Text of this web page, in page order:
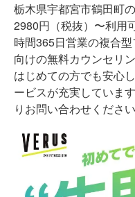
栃木県宇都宮市鶴田町
2980円（税抜）〜利用
時間365日営業の複合
向けの無料カウンセリ
はじめての方でも安心
ービスが充実していま
りお問い合わせください